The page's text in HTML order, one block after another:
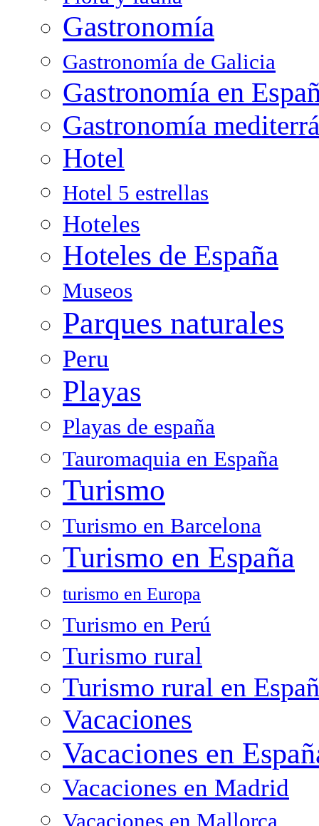
Gastronomía
Gastronomía de Galicia
Gastronomía en
Gastronomía
Hotel
Hotel 5 estrellas
Hoteles
Hoteles de España
Museos
Parques naturales
Peru
Playas
Playas de españa
Tauromaquia en España
Turismo
Turismo en Barcelona
Turismo en España
turismo en Europa
Turismo en Perú
Turismo rural
Turismo rural en
Vacaciones
Vacaciones en
Vacaciones en Madrid
Vacaciones en Mallorca